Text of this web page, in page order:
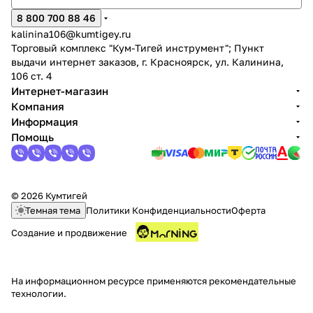
8 800 700 88 46
kalinina106@kumtigey.ru
Торговый комплекс "Кум-Тигей инструмент"; Пункт
выдачи интернет заказов, г. Красноярск, ул. Калинина,
106 ст. 4
Интернет-магазин
Компания
Информация
Помощь
© 2026 Кумтигей
Темная тема Политики КонфиденциальностиОферта
Создание и продвижение
На информационном ресурсе применяются рекомендательные
технологии.